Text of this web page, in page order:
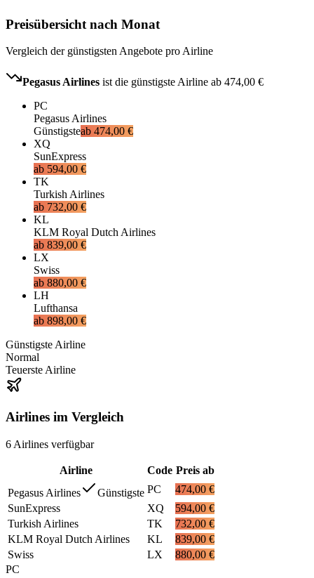
Preisübersicht nach Monat
Vergleich der günstigsten Angebote pro Airline
Pegasus Airlines ist die günstigste Airline ab 474,00 €
PC
Pegasus Airlines
Günstigsteab 474,00 €
XQ
SunExpress
ab 594,00 €
TK
Turkish Airlines
ab 732,00 €
KL
KLM Royal Dutch Airlines
ab 839,00 €
LX
Swiss
ab 880,00 €
LH
Lufthansa
ab 898,00 €
Günstigste Airline
Normal
Teuerste Airline
Airlines im Vergleich
6 Airlines verfügbar
Airline Code Preis ab
Pegasus Airlines
Günstigste PC
474,00 €
SunExpress
XQ
594,00 €
Turkish Airlines
TK
732,00 €
KLM Royal Dutch Airlines
KL
839,00 €
Swiss
LX
880,00 €
PC